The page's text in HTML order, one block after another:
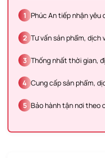
1 Phúc An tiếp nhận yêu
2 Tư vấn sản phẩm, dịch
3 Thống nhất thời gian,
4 Cung cấp sản phẩm,
5 Bảo hành tận nơi theo